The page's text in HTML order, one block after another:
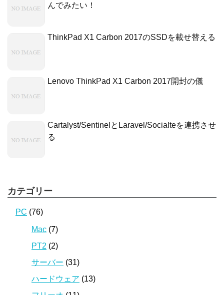
んでみたい！
ThinkPad X1 Carbon 2017のSSDを載せ替える
Lenovo ThinkPad X1 Carbon 2017開封の儀
Cartalyst/SentinelとLaravel/Socialteを連携させ
る
カテゴリー
PC (76)
Mac (7)
PT2 (2)
サーバー (31)
ハードウェア (13)